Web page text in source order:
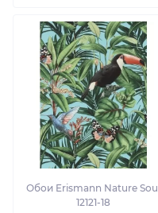
Обои Erismann Nature Soul
12121-18